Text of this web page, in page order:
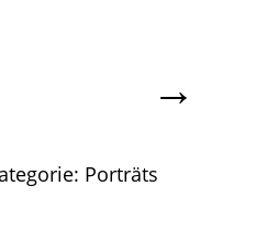
→
Porträts